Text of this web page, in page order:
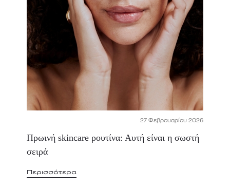
27 Φεβρουαρίου 2026
Πρωινή skincare ρουτίνα: Αυτή είναι η σωστή
σειρά
Περισσότερα